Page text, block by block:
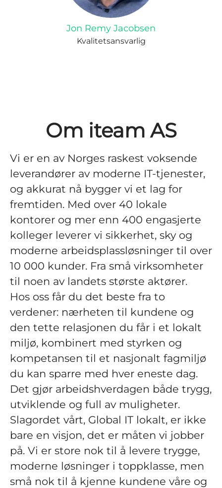
Jon Remy Jacobsen
Kvalitetsansvarlig
Om iteam AS
Vi er en av Norges raskest voksende
leverandører av moderne IT-tjenester,
og akkurat nå bygger vi et lag for
fremtiden. Med over 40 lokale
kontorer og mer enn 400 engasjerte
kolleger leverer vi sikkerhet, sky og
moderne arbeidsplassløsninger til over
10 000 kunder. Fra små virksomheter
til noen av landets største aktører.
Hos oss får du det beste fra to
verdener: nærheten til kundene og
den tette relasjonen du får i et lokalt
miljø, kombinert med styrken og
kompetansen til et nasjonalt fagmiljø
du kan sparre med hver eneste dag.
Det gjør arbeidshverdagen både trygg,
utviklende og full av muligheter.
Slagordet vårt, Global IT lokalt, er ikke
bare en visjon, det er måten vi jobber
på. Vi er store nok til å levere trygge,
moderne løsninger i toppklasse, men
små nok til å kjenne kundene våre og